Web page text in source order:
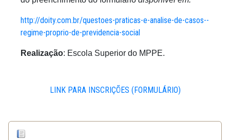
http://doity.com.br/questoes-praticas-e-analise-de-casos--
regime-proprio-de-previdencia-social
Realização: Escola Superior do MPPE.
LINK PARA INSCRIÇÕES (FORMULÁRIO)